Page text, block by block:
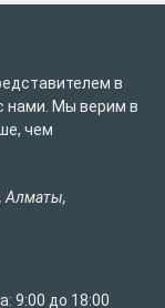
в
нами. Мы верим в
чем
,Алматы,
9:00 до 18:00